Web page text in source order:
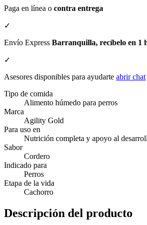
Paga en línea o contra entrega
✓
Envío Express Barranquilla, recíbelo en 1
✓
Asesores disponibles para ayudarte abrir chat
Tipo de comida
Alimento húmedo para perros
Marca
Agility Gold
Para uso en
Nutrición completa y apoyo al
Sabor
Cordero
Indicado para
Perros
Etapa de la vida
Cachorro
Descripción del producto